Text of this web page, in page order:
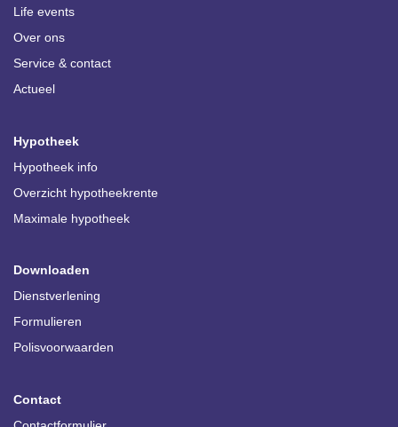
Life events
Over ons
Service & contact
Actueel
Hypotheek
Hypotheek info
Overzicht hypotheekrente
Maximale hypotheek
Downloaden
Dienstverlening
Formulieren
Polisvoorwaarden
Contact